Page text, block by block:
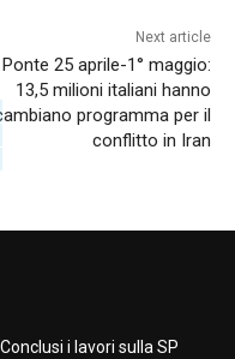
Next article
Ponte 25 aprile-1° maggio:
13,5 milioni italiani hanno
programma per il
conflitto in Iran
i lavori sulla SP